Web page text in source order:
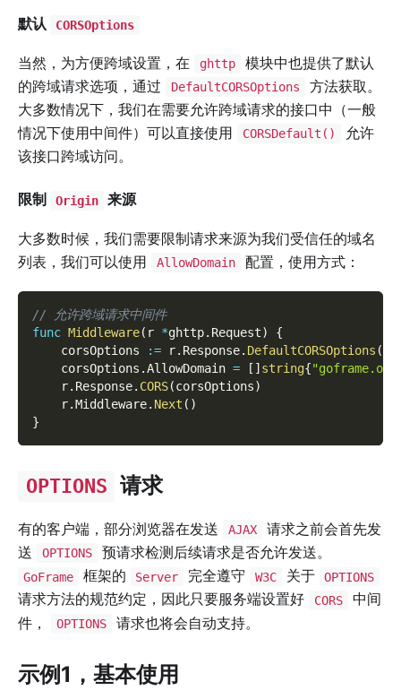
默认 CORSOptions
当然，为方便跨域设置，在 ghttp
模块中也提供了默认
的跨域请求选项，通过
DefaultCORSOptions
方法获取。
大多数情况下，我们在需要允许跨域请求的接口中（一般
情况下使用中间件）可以直接使用
CORSDefault()
允许
该接口跨域访问。
限制 Origin 来源
大多数时候，我们需要限制请求来源为我们受信任的域名
列表，我们可以使用
AllowDomain 配置，使用方式：
// 允许跨域请求中间件
func Middleware( r *ghttp. Request)
{
    corsOptions
:= r. Response. DefaultCORSOptions (
    corsOptions
.AllowDomain = [ ] string{
    r
. Response. CORS(corsOptions)
    r
.Middleware. Next ( )
}
OPTIONS 请求
有的客户端，部分浏览器在发送 AJAX
请求之前会首先发
送
OPTIONS 预请求检测后续请求是否允许发送。
GoFrame 框架的 Server 完全遵守 W3C 关于 OPTIONS
请求方法的规范约定，因此只要服务端设置好 CORS
中间
件，
OPTIONS 请求也将会自动支持。
示例1，基本使用